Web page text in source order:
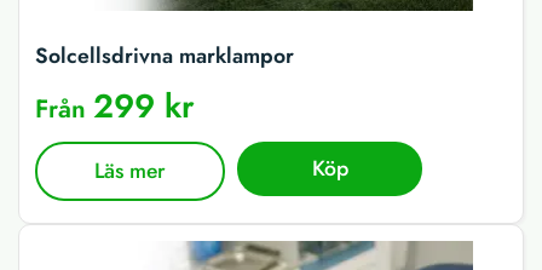
Solcellsdrivna marklampor
Från 299 kr
Läs mer Köp